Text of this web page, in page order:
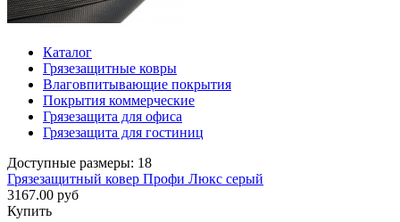
Каталог
Грязезащитные ковры
Влаговпитывающие покрытия
Покрытия коммерческие
Грязезащита для офиса
Грязезащита для гостиниц
Доступные размеры: 18
Грязезащитный ковер Профи Люкс серый
3167.00 руб
Купить